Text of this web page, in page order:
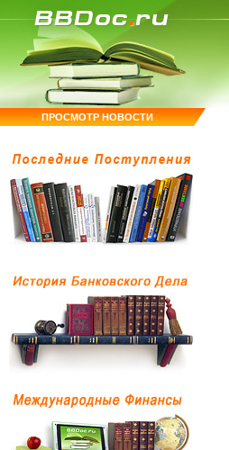
ПРОСМОТР НОВОСТИ